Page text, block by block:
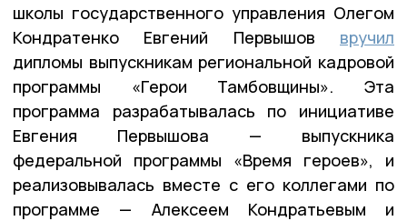
школы государственного управления Олегом
Кондратенко Евгений Первышов вручил
дипломы выпускникам региональной кадровой
программы «Герои Тамбовщины». Эта
программа разрабатывалась по инициативе
Евгения Первышова — выпускника
федеральной программы «Время героев», и
реализовывалась вместе с его коллегами по
программе — Алексеем Кондратьевым и